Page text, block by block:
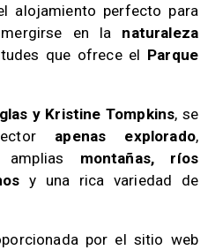
alojamiento perfecto para
en la naturaleza
que ofrece el Parque
y Kristine Tompkins, se
apenas explorado,
amplias montañas, ríos
y una rica variedad de
por el sitio web